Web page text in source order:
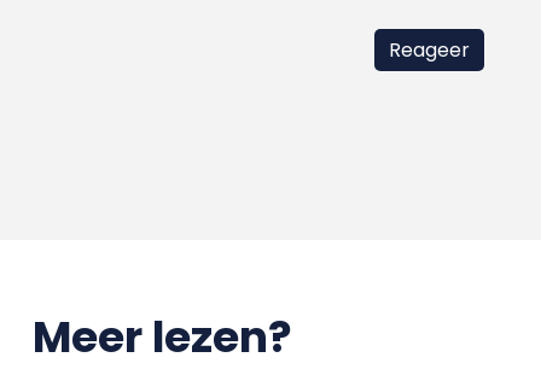
Meer lezen?